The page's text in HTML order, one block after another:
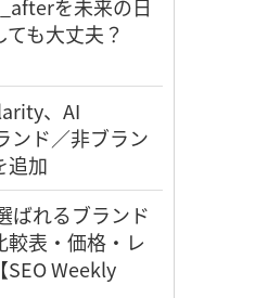
を未来の日
も大丈夫？
、AI
ンド／非ブラン
追加
ばれるブランド
較表・価格・レ
SEO Weekly